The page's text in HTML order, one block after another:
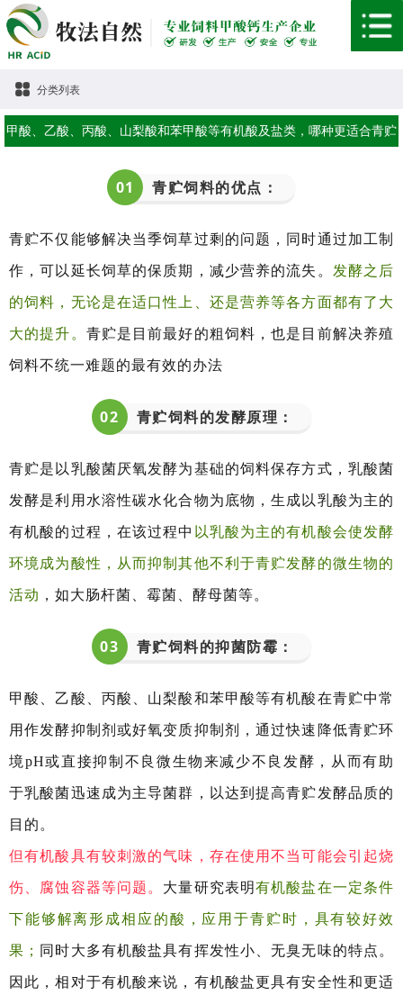
分类列表
甲酸、乙酸、丙酸、山梨酸和苯甲酸等有机酸及盐类，哪种更适合青贮
01 青贮饲料的优点：
青贮不仅能够解决当季饲草过剩的问题，同时通过加工制
作，可以延长饲草的保质期，减少营养的流失。 发酵之后
的饲料，无论是在适口性上、还是营养等各方面都有了大
大的提升。 青贮是目前最好的粗饲料，也是目前解决养殖
饲料不统一难题的最有效的办法
02 青贮饲料的发酵原理：
青贮是以乳酸菌厌氧发酵为基础的饲料保存方式，乳酸菌
发酵是利用水溶性碳水化合物为底物，生成以乳酸为主的
有机酸的过程，在该过程中 以乳酸为主的有机酸会使发酵
环境成为酸性，从而抑制其他不利于青贮发酵的微生物的
活动 ，如大肠杆菌、霉菌、酵母菌等。
03 青贮饲料的抑菌防霉：
甲酸、乙酸、丙酸、山梨酸和苯甲酸等有机酸在青贮中常
用作发酵抑制剂或好氧变质抑制剂，通过快速降低青贮环
境pH或直接抑制不良微生物来减少不良发酵，从而有助
于乳酸菌迅速成为主导菌群，以达到提高青贮发酵品质的
目的。
但有机酸具有较刺激的气味，存在使用不当可能会引起烧
伤、腐蚀容器等问题。 大量研究表明有机酸盐在一定条件
下能够解离形成相应的酸，应用于青贮时，具有较好效
果； 同时大多有机酸盐具有挥发性小、无臭无味的特点。
因此，相对于有机酸来说，有机酸盐更具有安全性和更适